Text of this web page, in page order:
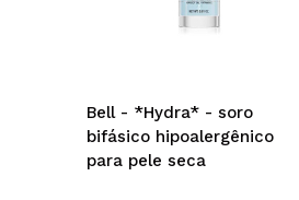
Bell - *Hydra* - soro
bifásico hipoalergênico
para pele seca